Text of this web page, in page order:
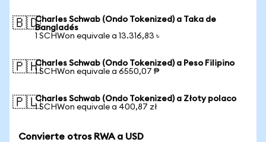
🇧🇩Charles Schwab (Ondo Tokenized) a Taka de
Bangladés
1 SCHWon equivale a 13.316,83 ৳
🇵🇭Charles Schwab (Ondo Tokenized) a Peso Filipino
1 SCHWon equivale a 6550,07 ₱
🇵🇱Charles Schwab (Ondo Tokenized) a Złoty polaco
1 SCHWon equivale a 400,87 zł
Convierte otros RWA a USD